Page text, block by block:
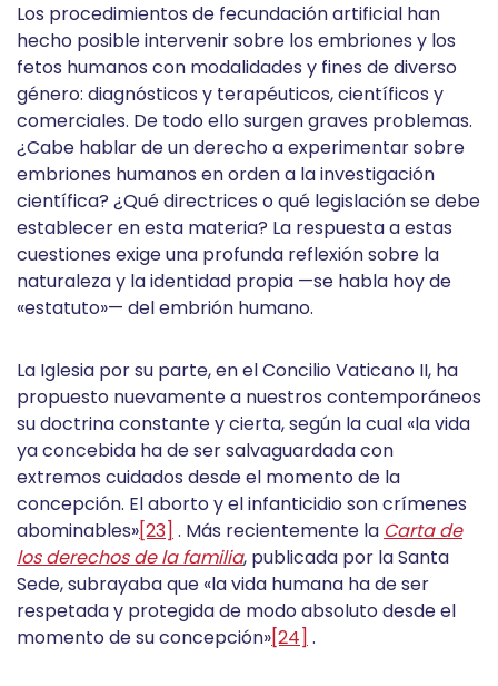
Los procedimientos de fecundación artificial han
hecho posible intervenir sobre los embriones y los
fetos humanos con modalidades y fines de diverso
género: diagnósticos y terapéuticos, científicos y
comerciales. De todo ello surgen graves problemas.
¿Cabe hablar de un derecho a experimentar sobre
embriones humanos en orden a la investigación
científica? ¿Qué directrices o qué legislación se debe
establecer en esta materia? La respuesta a estas
cuestiones exige una profunda reflexión sobre la
naturaleza y la identidad propia —se habla hoy de
«estatuto»— del embrión humano.
La Iglesia por su parte, en el Concilio Vaticano II, ha
propuesto nuevamente a nuestros contemporáneos
su doctrina constante y cierta, según la cual «la vida
ya concebida ha de ser salvaguardada con
extremos cuidados desde el momento de la
concepción. El aborto y el infanticidio son crímenes
abominables»[23] . Más recientemente la Carta de
los derechos de la familia, publicada por la Santa
Sede, subrayaba que «la vida humana ha de ser
respetada y protegida de modo absoluto desde el
momento de su concepción»[24] .